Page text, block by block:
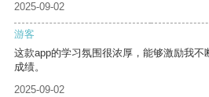
2025-09-02
游客
这款app的学习氛围很浓厚，能够激励我不
成绩。
2025-09-02